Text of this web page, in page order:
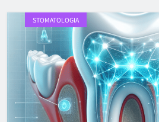
STOMATOLOGIA